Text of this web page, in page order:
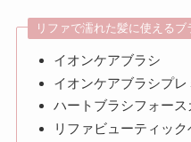
リファで濡れた髪に使えるブ
イオンケアブラシ
イオンケアブラシプレ
ハートブラシフォース
リファビューティッ